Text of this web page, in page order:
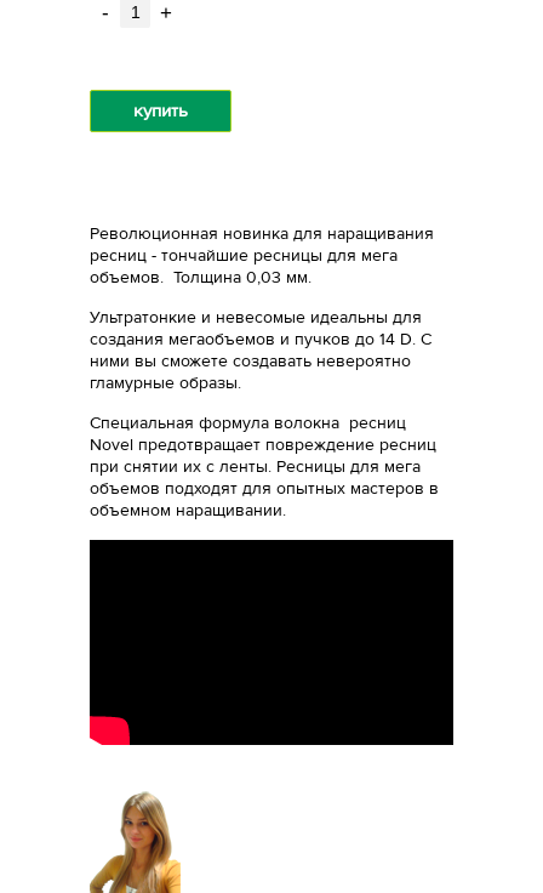
- +
купить
Революционная новинка для наращивания
ресниц - тончайшие ресницы для мега
объемов. Толщина 0,03 мм.
Ультратонкие и невесомые идеальны для
создания мегаобъемов и пучков до 14 D. С
ними вы сможете создавать невероятно
гламурные образы.
Специальная формула волокна ресниц
Novel предотвращает повреждение ресниц
при снятии их с ленты. Ресницы для мега
объемов подходят для опытных мастеров в
объемном наращивании.